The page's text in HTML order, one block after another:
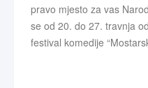
pravo mjesto za vas
se od 20. do 27. travnja
festival komedije